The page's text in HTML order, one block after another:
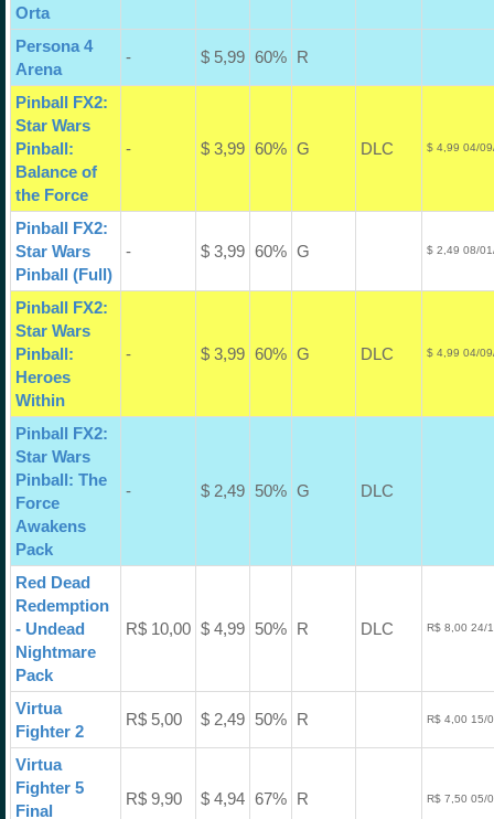
Orta
Persona 4
Arena
- $ 5,99 60% R
Pinball FX2:
Star Wars
Pinball:
Balance of
the Force
- $ 3,99 60% G DLC $ 4,99 04/
Pinball FX2:
Star Wars
Pinball (Full)
- $ 3,99 60% G $ 2,49 08/
Pinball FX2:
Star Wars
Pinball:
Heroes
Within
- $ 3,99 60% G DLC $ 4,99 04/
Pinball FX2:
Star Wars
Pinball: The
Force
Awakens
Pack
- $ 2,49 50% G DLC
Red Dead
Redemption
- Undead
Nightmare
Pack
R$ 10,00 $ 4,99 50% R DLC R$ 8,00 24/
Virtua
Fighter 2
R$ 5,00 $ 2,49 50% R R$ 4,00 15/
Virtua
Fighter 5
Final
R$ 9,90 $ 4,94 67% R R$ 7,50 05/